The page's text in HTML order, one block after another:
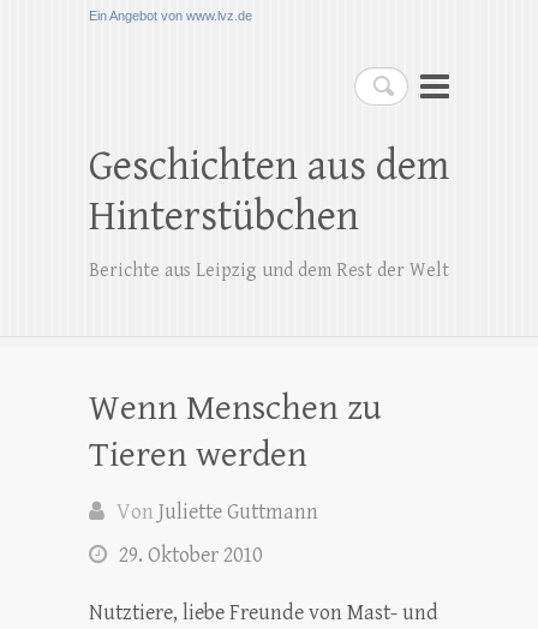
Ein Angebot von www.lvz.de
Suchen
Geschichten aus dem
Hinterstübchen
Berichte aus Leipzig und dem Rest der Welt
Wenn Menschen zu
Tieren werden
Von Juliette Guttmann
29. Oktober 2010
Nutztiere, liebe Freunde von Mast- und